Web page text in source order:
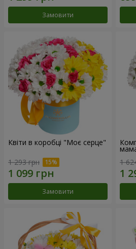
Замовити
Квіти в коробці "Моє серце"
1 293 грн
Замовити
1